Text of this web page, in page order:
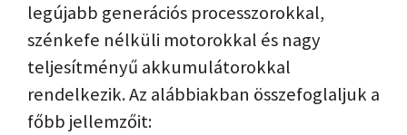
legújabb generációs processzorokkal,
szénkefe nélküli motorokkal és nagy
teljesítményű akkumulátorokkal
rendelkezik. Az alábbiakban összefoglaljuk a
főbb jellemzőit: